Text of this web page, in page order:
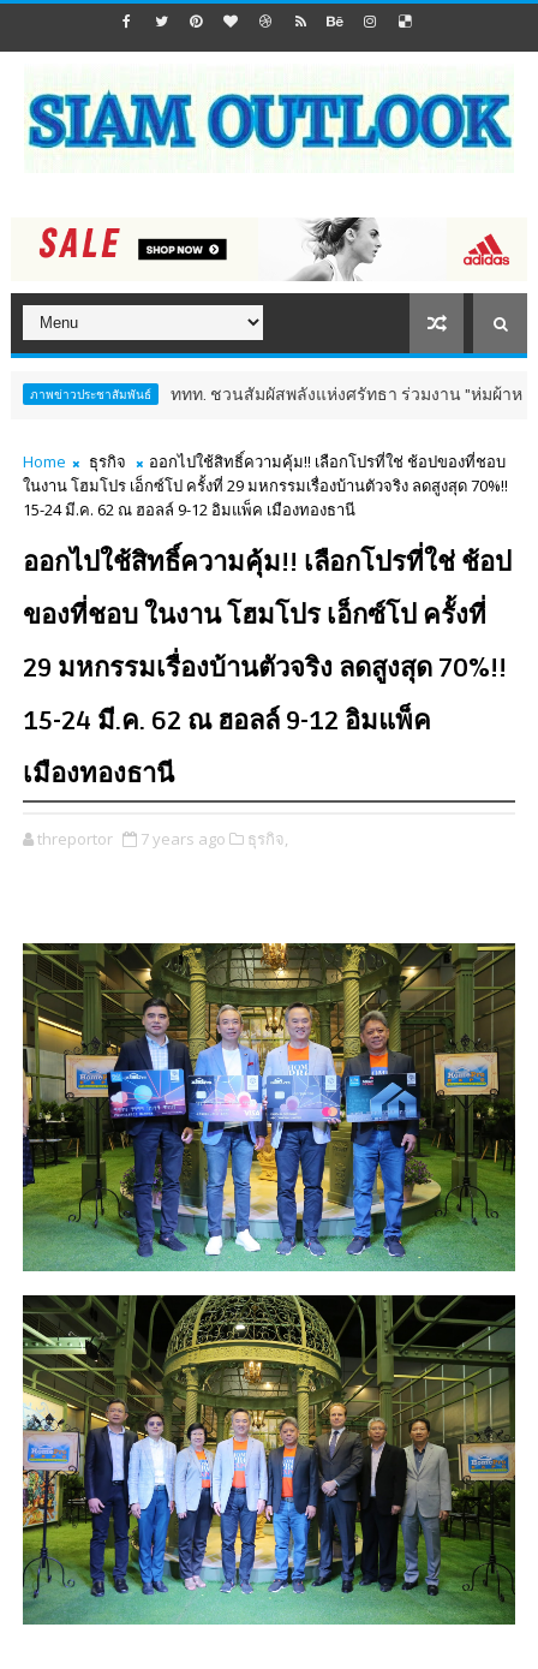
ะชาสัมพันธ์ ททท. ชวนสัมผัสพลังแห่งศรัทธา ร่วมงาน "ห่มผ้าหลวงปู่ทวด ค
Home ธุรกิจ
ออกไปใช้สิทธิ์ความคุ้ม!! เลือกโปรที่ใช่ ช้อปของที่ชอบ
ในงาน โฮมโปร เอ็กซ์โป ครั้งที่ 29 มหกรรมเรื่องบ้านตัวจริง ลดสูงสุด 70%!!
15-24 มี.ค. 62 ณ ฮอลล์ 9-12 อิมแพ็ค เมืองทองธานี
ออกไปใช้สิทธิ์ความคุ้ม!! เลือกโปรที่ใช่ ช้อป
ของที่ชอบ ในงาน โฮมโปร เอ็กซ์โป ครั้งที่
29 มหกรรมเรื่องบ้านตัวจริง ลดสูงสุด 70%!!
15-24 มี.ค. 62 ณ ฮอลล์ 9-12 อิมแพ็ค
เมืองทองธานี
threportor 7 years ago ธุรกิจ,